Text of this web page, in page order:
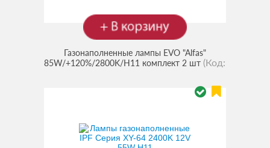
Газонаполненные лампы EVO "Alfas"
85W/+120%/2800K/H11 комплект 2 шт (Код: